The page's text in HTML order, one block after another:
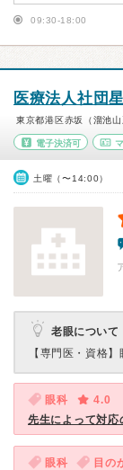
09:30-18:00
医療法人社団
東京都港区赤坂（溜池
電子決済可
土曜（〜14:00）
老眼について
【専門医・資格】
眼科
4.0
先生によって対応
眼科 目の